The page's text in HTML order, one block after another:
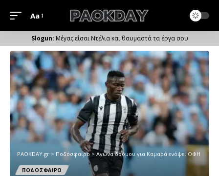
Μέγεθος
Γραμματοσειράς
Aa
Μέγας είσαι Ντέλια και θαυμαστά τα έργα σου
PAOKDAY.gr > Ποδόσφαιρο> Αγώνα δρόμου για Καμαρά ενόψει ΟΦΗ
ΠΟΔΟΣΦΑΙΡΟ